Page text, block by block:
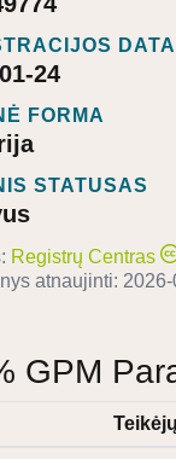
DATA
24
FORMA
STATUSAS
Registrų Centras
atnaujinti:
GPM